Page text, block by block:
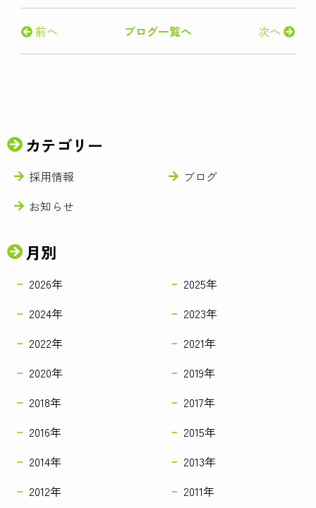
前へ 次へ
ブログ一覧へ
カテゴリー
採用情報
ブログ
お知らせ
月別
2026年
2025年
2024年
2023年
2022年
2021年
2020年
2019年
2018年
2017年
2016年
2015年
2014年
2013年
2012年
2011年